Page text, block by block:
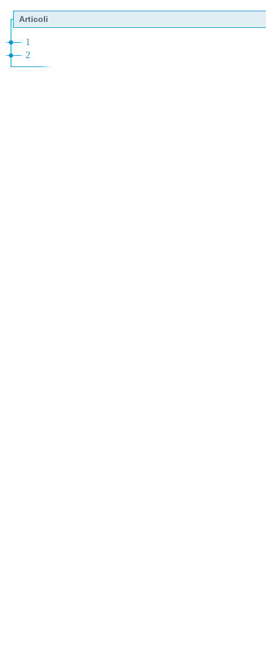
Articoli
1
2